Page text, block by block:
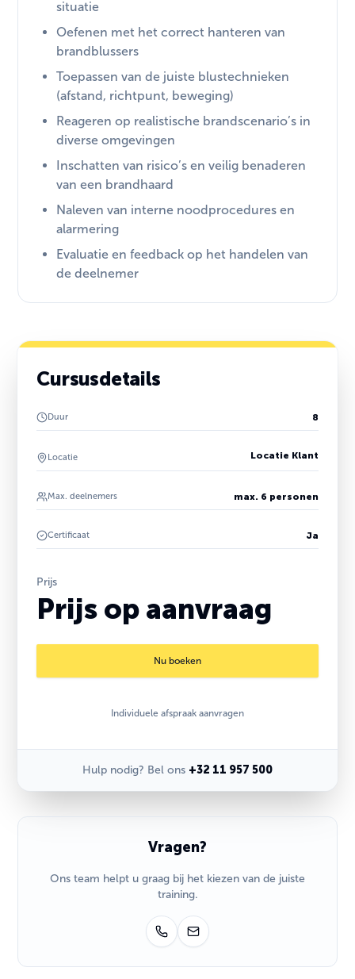
situatie
Oefenen met het correct hanteren van
brandblussers
Toepassen van de juiste blustechnieken
(afstand, richtpunt, beweging)
Reageren op realistische brandscenario’s in
diverse omgevingen
Inschatten van risico’s en veilig benaderen
van een brandhaard
Naleven van interne noodprocedures en
alarmering
Evaluatie en feedback op het handelen van
de deelnemer
Cursusdetails
Duur 8
Locatie Locatie Klant
Max. deelnemers max. 6 personen
Certificaat Ja
Prijs
Prijs op aanvraag
Nu boeken
Individuele afspraak aanvragen
Hulp nodig? Bel ons +32 11 957 500
Vragen?
Ons team helpt u graag bij het kiezen van de juiste
training.